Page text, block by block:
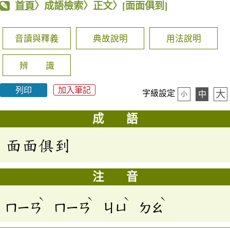
首頁〉成語檢索〉正文〉 [面面俱到]
音讀與釋義 典故說明 用法說明
辨 識
列印 加入筆記 字級設定 小 中 大
成 語
面面俱到
注 音
ㄇㄧㄢ
ˋ
ㄇㄧㄢ
ˋ
ㄐㄩ
ˋ
ㄉㄠ
ˋ